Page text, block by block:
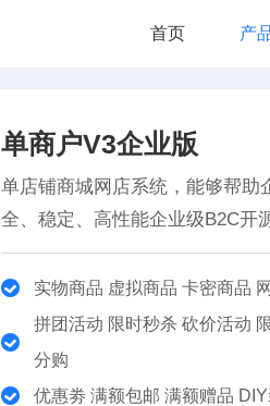
首页 产
单商户V3企业版
单店铺商城网店系统，能够帮助
全、稳定、高性能企业级B2C开
实物商品 虚拟商品 卡密商品
拼团活动 限时秒杀 砍价活动
分购
优惠劵 满额包邮 满额赠品